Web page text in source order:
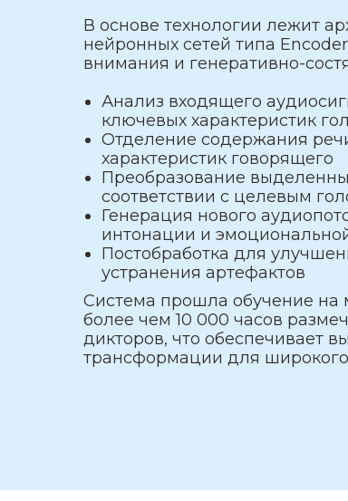
В основе технологии лежит
нейронных сетей типа
внимания и генеративно-
Анализ входящего
ключевых характеристик
Отделение содержания
характеристик говорящего
Преобразование
соответствии с целевым
Генерация нового
интонации и
Постобработка для
устранения артефактов
Система прошла обучение на
более чем 10 000 часов
дикторов, что обеспечивает
трансформации для широкого